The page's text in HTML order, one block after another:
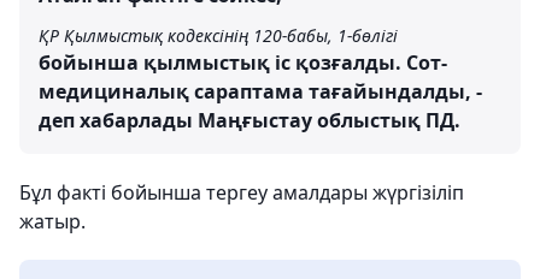
ҚР Қылмыстық кодексінің 120-бабы, 1-бөлігі
бойынша қылмыстық іс қозғалды. Сот-
медициналық сараптама тағайындалды, -
деп хабарлады Маңғыстау облыстық ПД.
Бұл факті бойынша тергеу амалдары жүргізіліп
жатыр.